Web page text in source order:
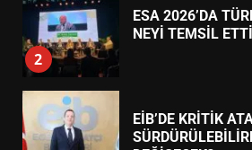
3
EİB’DE KRİTİK